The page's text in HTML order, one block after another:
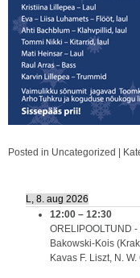
Posted in Uncategorized
L, 8. aug 2026
12:00 – 12:30
ORELIPOOLTUND
Bakowski-Kois
Kavas F. Liszt, N. W.